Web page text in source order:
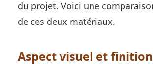
du projet. Voici une
de ces deux matériaux.
Aspect visuel et